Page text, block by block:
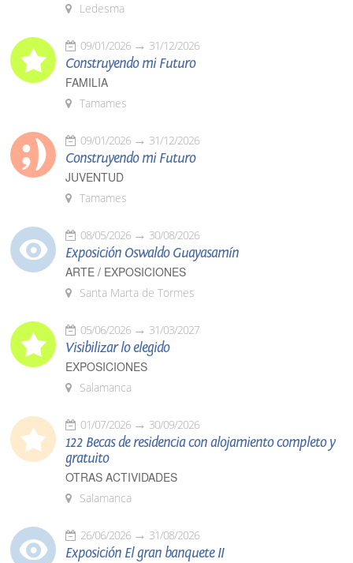
Ledesma
09/01/2026 31/12/2026
Construyendo mi Futuro
FAMILIA
Tamames
09/01/2026 31/12/2026
Construyendo mi Futuro
JUVENTUD
Tamames
08/05/2026 30/08/2026
Exposición Oswaldo Guayasamín
ARTE / EXPOSICIONES
Santa Marta de Tormes
05/06/2026 31/03/2027
Visibilizar lo elegido
EXPOSICIONES
Salamanca
01/07/2026 30/09/2026
122 Becas de residencia con alojamiento completo y
gratuito
OTRAS ACTIVIDADES
Salamanca
26/06/2026 31/08/2026
Exposición El gran banquete II